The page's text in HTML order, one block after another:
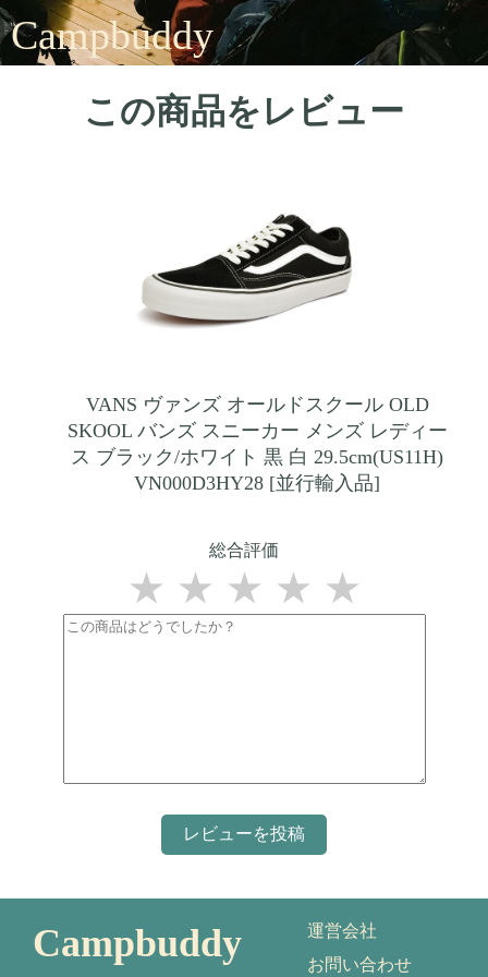
Campbuddy
この商品をレビュー
VANS ヴァンズ オールドスクール OLD
SKOOL バンズ スニーカー メンズ レディー
ス ブラック/ホワイト 黒 白 29.5cm(US11H)
VN000D3HY28 [並行輸入品]
総合評価
★
★
★
★
★
Campbuddy
運営会社
お問い合わせ